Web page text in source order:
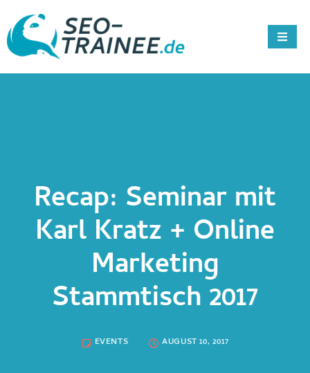
Recap: Seminar mit
Karl Kratz + Online
Marketing
Stammtisch 2017
EVENTS AUGUST 10, 2017